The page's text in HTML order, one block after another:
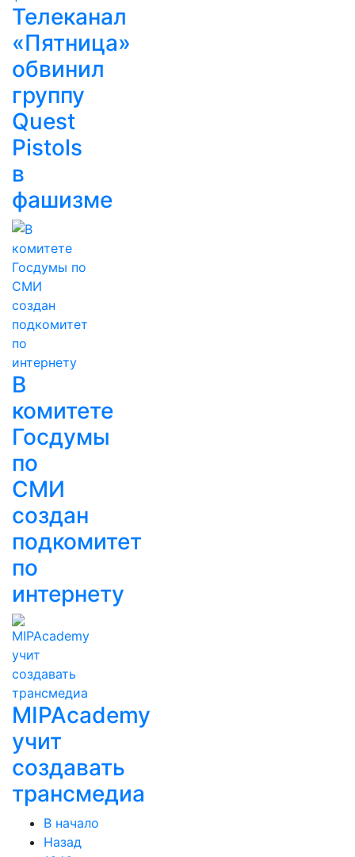
Телеканал
«Пятница»
обвинил
группу
Quest
Pistols
в
фашизме
В
комитете
Госдумы
по
СМИ
создан
подкомитет
по
интернету
MIPAcademy
учит
создавать
трансмедиа
В начало
Назад